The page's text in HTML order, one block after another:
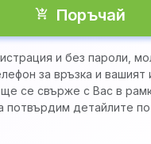
shopping_cart_checkout Поръчай
и без пароли,
за връзка и вашият
се свърже с Вас в
потвърдим детайлите